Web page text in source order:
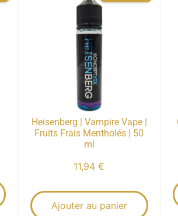
Heisenberg | Vampire Vape |
Fruits Frais Mentholés | 50
ml
11,94€
Ajouter au panier